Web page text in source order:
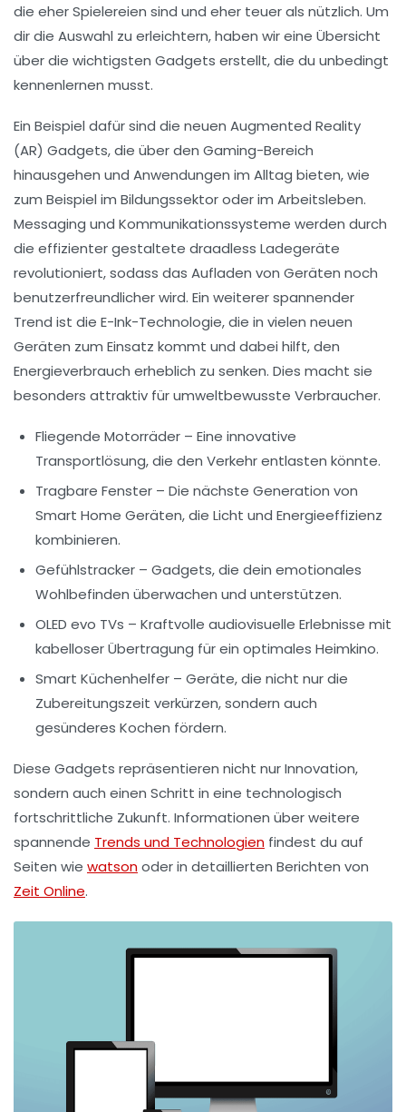
die eher Spielereien sind und eher teuer als nützlich. Um
dir die Auswahl zu erleichtern, haben wir eine Übersicht
über die wichtigsten Gadgets erstellt, die du unbedingt
kennenlernen musst.
Ein Beispiel dafür sind die neuen Augmented Reality
(AR) Gadgets, die über den Gaming-Bereich
hinausgehen und Anwendungen im Alltag bieten, wie
zum Beispiel im Bildungssektor oder im Arbeitsleben.
Messaging und Kommunikationssysteme werden durch
die effizienter gestaltete draadless Ladegeräte
revolutioniert, sodass das Aufladen von Geräten noch
benutzerfreundlicher wird. Ein weiterer spannender
Trend ist die E-Ink-Technologie, die in vielen neuen
Geräten zum Einsatz kommt und dabei hilft, den
Energieverbrauch erheblich zu senken. Dies macht sie
besonders attraktiv für umweltbewusste Verbraucher.
Fliegende Motorräder – Eine innovative
Transportlösung, die den Verkehr entlasten könnte.
Tragbare Fenster – Die nächste Generation von
Smart Home Geräten, die Licht und Energieeffizienz
kombinieren.
Gefühlstracker – Gadgets, die dein emotionales
Wohlbefinden überwachen und unterstützen.
OLED evo TVs – Kraftvolle audiovisuelle Erlebnisse mit
kabelloser Übertragung für ein optimales Heimkino.
Smart Küchenhelfer – Geräte, die nicht nur die
Zubereitungszeit verkürzen, sondern auch
gesünderes Kochen fördern.
Diese Gadgets repräsentieren nicht nurInnovation,
sondern auch einen Schritt in eine technologisch
fortschrittliche Zukunft. Informationen über weitere
spannende Trends und Technologien findest du auf
Seiten wie watsonoder in detaillierten Berichten von
Zeit Online.